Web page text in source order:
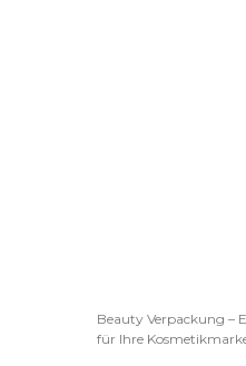
Beauty Verpackung –
für Ihre